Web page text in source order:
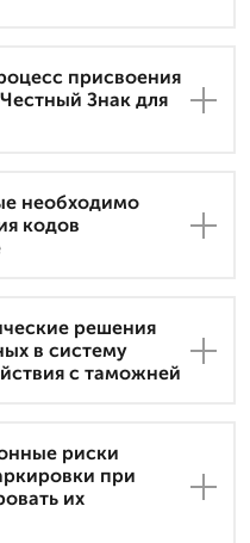
присвоения
Знак для
необходимо
кодов
решения
в систему
с таможней
риски
при
их